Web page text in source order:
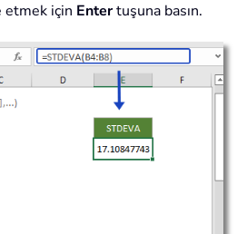
etmek için Entertuşuna basın.